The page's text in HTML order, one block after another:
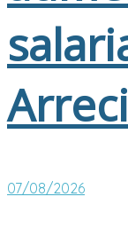
07/08/2026